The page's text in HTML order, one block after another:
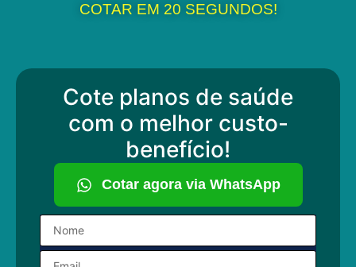
COTAR EM 20 SEGUNDOS!​
Cote planos de saúde
com o melhor custo-
benefício!
Cotar agora via WhatsApp